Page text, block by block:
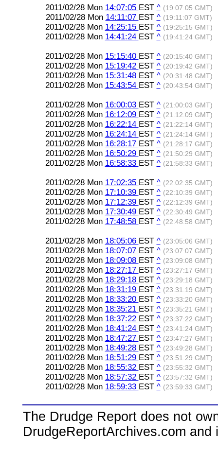
2011/02/28 Mon 14:07:05 EST ^ (19:07:05 GMT)
2011/02/28 Mon 14:11:07 EST ^ (19:11:07 GMT)
2011/02/28 Mon 14:25:15 EST ^ (19:25:15 GMT)
2011/02/28 Mon 14:41:24 EST ^ (19:41:24 GMT)
2011/02/28 Mon 15:15:40 EST ^ (20:15:40 GMT)
2011/02/28 Mon 15:19:42 EST ^ (20:19:42 GMT)
2011/02/28 Mon 15:31:48 EST ^ (20:31:48 GMT)
2011/02/28 Mon 15:43:54 EST ^ (20:43:54 GMT)
2011/02/28 Mon 16:00:03 EST ^ (21:00:03 GMT)
2011/02/28 Mon 16:12:09 EST ^ (21:12:09 GMT)
2011/02/28 Mon 16:22:14 EST ^ (21:22:14 GMT)
2011/02/28 Mon 16:24:14 EST ^ (21:24:14 GMT)
2011/02/28 Mon 16:28:17 EST ^ (21:28:17 GMT)
2011/02/28 Mon 16:50:29 EST ^ (21:50:29 GMT)
2011/02/28 Mon 16:58:33 EST ^ (21:58:33 GMT)
2011/02/28 Mon 17:02:35 EST ^ (22:02:35 GMT)
2011/02/28 Mon 17:10:39 EST ^ (22:10:39 GMT)
2011/02/28 Mon 17:12:39 EST ^ (22:12:39 GMT)
2011/02/28 Mon 17:30:49 EST ^ (22:30:49 GMT)
2011/02/28 Mon 17:48:58 EST ^ (22:48:58 GMT)
2011/02/28 Mon 18:05:06 EST ^ (23:05:06 GMT)
2011/02/28 Mon 18:07:07 EST ^ (23:07:07 GMT)
2011/02/28 Mon 18:09:08 EST ^ (23:09:08 GMT)
2011/02/28 Mon 18:27:17 EST ^ (23:27:17 GMT)
2011/02/28 Mon 18:29:18 EST ^ (23:29:18 GMT)
2011/02/28 Mon 18:31:19 EST ^ (23:31:19 GMT)
2011/02/28 Mon 18:33:20 EST ^ (23:33:20 GMT)
2011/02/28 Mon 18:35:21 EST ^ (23:35:21 GMT)
2011/02/28 Mon 18:37:22 EST ^ (23:37:22 GMT)
2011/02/28 Mon 18:41:24 EST ^ (23:41:24 GMT)
2011/02/28 Mon 18:47:27 EST ^ (23:47:27 GMT)
2011/02/28 Mon 18:49:28 EST ^ (23:49:28 GMT)
2011/02/28 Mon 18:51:29 EST ^ (23:51:29 GMT)
2011/02/28 Mon 18:55:32 EST ^ (23:55:32 GMT)
2011/02/28 Mon 18:57:32 EST ^ (23:57:32 GMT)
2011/02/28 Mon 18:59:33 EST ^ (23:59:33 GMT)
The Drudge Report does not
DrudgeReportArchives.com